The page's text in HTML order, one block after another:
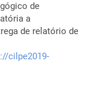
de
a
de relatório de
cilpe2019-